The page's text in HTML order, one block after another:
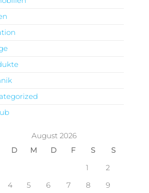
August 2026
D M D F S
S
1
2
4 5 6 7 8
9